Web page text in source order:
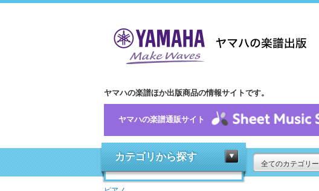
ヤマハの楽譜ほか出版商品の情報サイトです。
ヤマハの楽譜通販サイト
カテゴリから探す
全てのカテゴリー